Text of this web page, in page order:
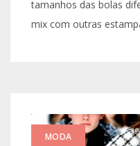
tamanhos das bolas
mix com outras
MODA